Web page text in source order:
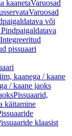
kaanetaVaruosad
Varuosad
või
Integreeritud
pissuaari
kaanega / kaane
/ kaane jaoks
Pissuaarid,
käitamine
klaasist